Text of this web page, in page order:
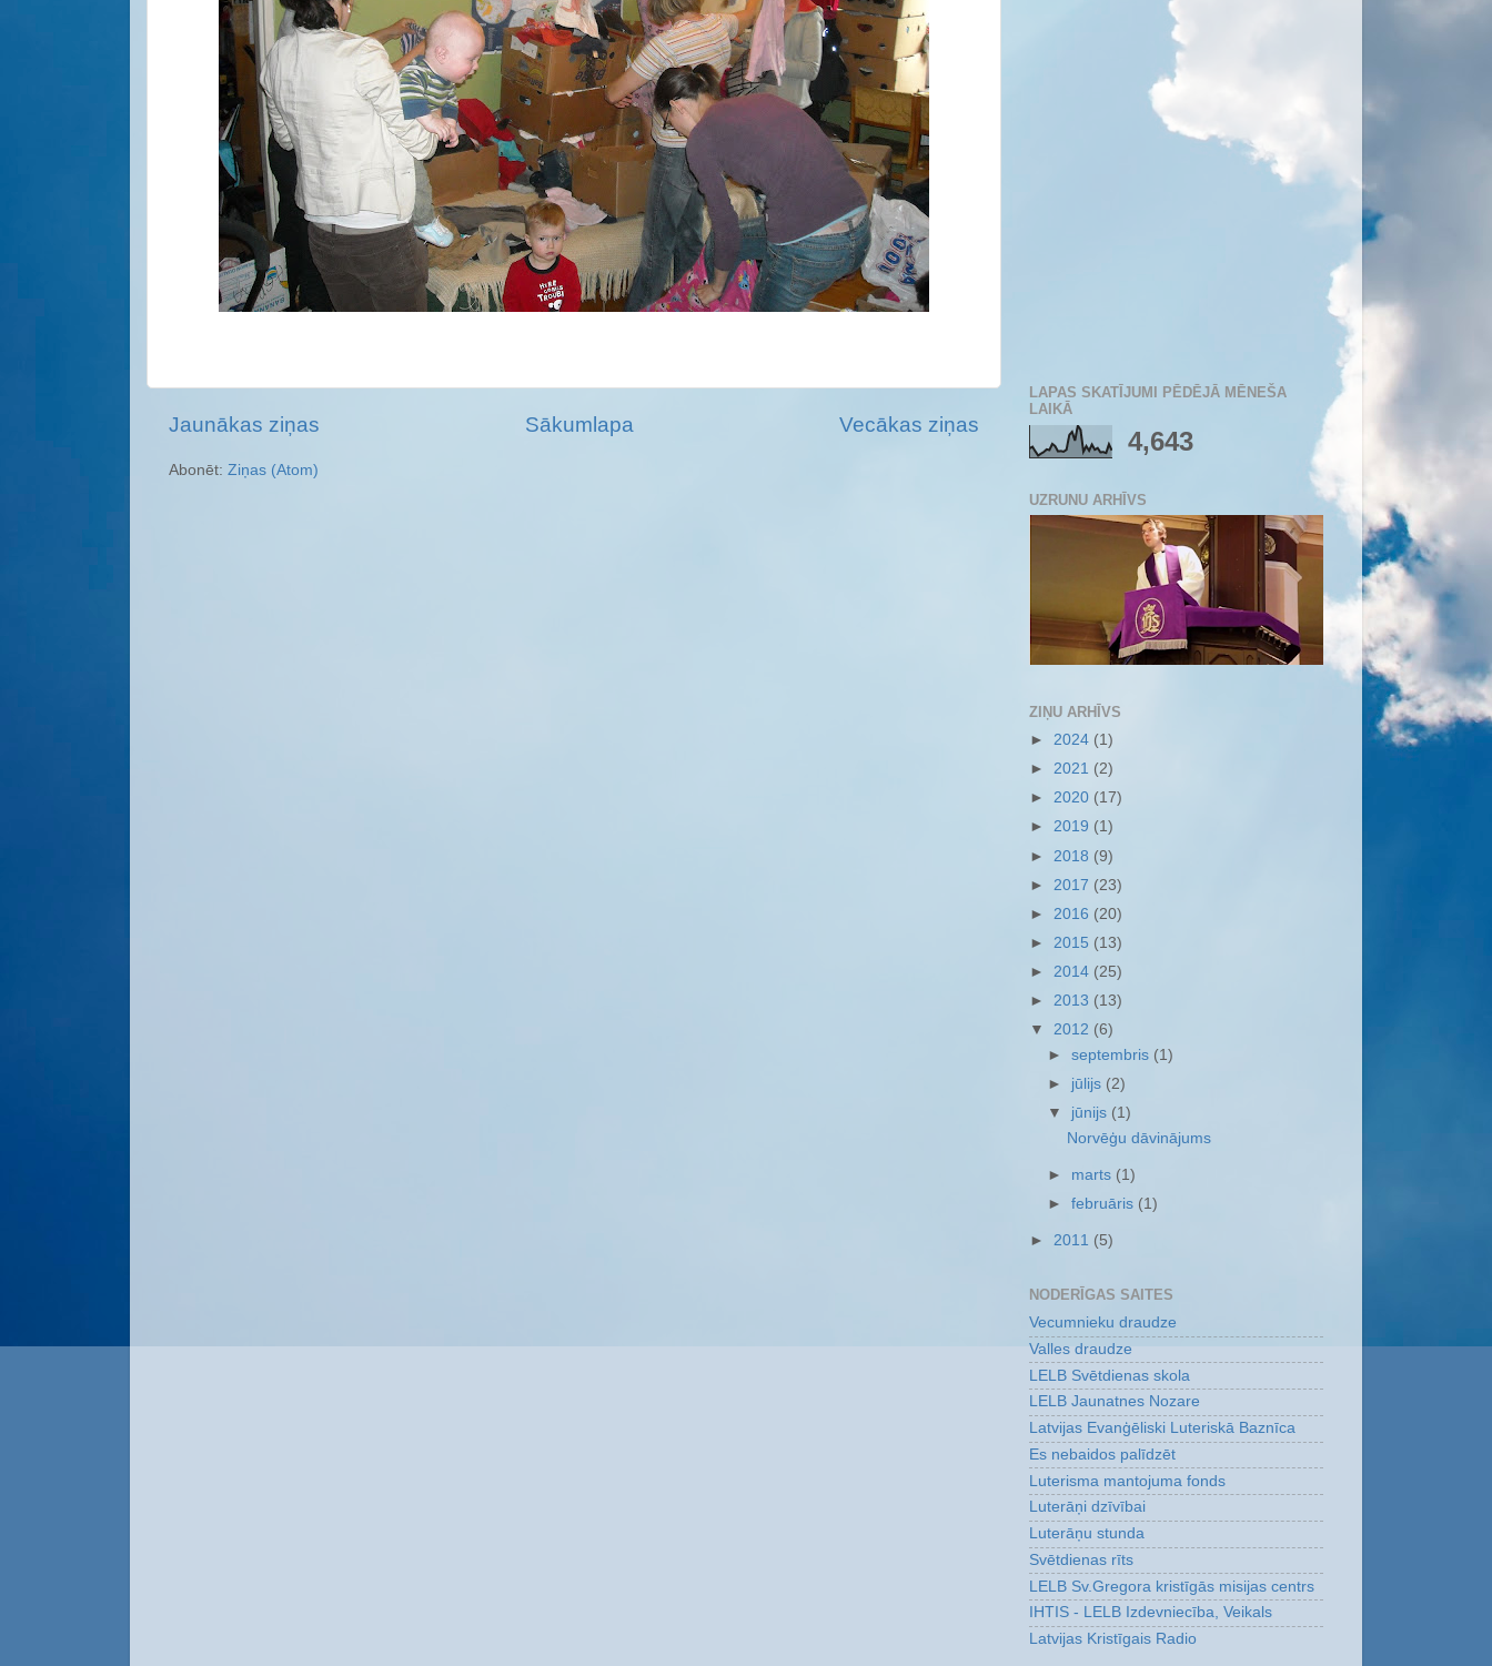
Jaunākas ziņas Vecākas ziņas
Sākumlapa
Abonēt: Ziņas (Atom)
LAPAS SKATĪJUMI PĒDĒJĀ MĒNEŠA
LAIKĀ
4,643
UZRUNU ARHĪVS
ZIŅU ARHĪVS
► 2024 (1)
► 2021 (2)
► 2020 (17)
► 2019 (1)
► 2018 (9)
► 2017 (23)
► 2016 (20)
► 2015 (13)
► 2014 (25)
► 2013 (13)
▼ 2012 (6)
►septembris (1)
► jūlijs (2)
▼ jūnijs (1)
Norvēģu dāvinājums
► marts (1)
►februāris (1)
► 2011 (5)
NODERĪGAS SAITES
Vecumnieku draudze
Valles draudze
LELB Svētdienas skola
LELB Jaunatnes Nozare
Latvijas Evanģēliski Luteriskā Baznīca
Es nebaidos palīdzēt
Luterisma mantojuma fonds
Luterāņi dzīvībai
Luterāņu stunda
Svētdienas rīts
LELB Sv.Gregora kristīgās misijas centrs
IHTIS - LELB Izdevniecība, Veikals
Latvijas Kristīgais Radio